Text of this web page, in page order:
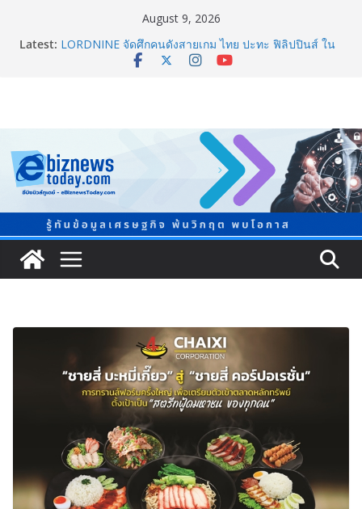
August 9, 2026
Latest: LORDNINE จัดศึกคนดังสายเกม ไทย ปะทะ ฟิลิปปินส์ ใน
“Rise of the Tenth Lord” เปิดสงครามกิลด์ข้ามประเทศ
ข้อมูลเชิงพื้นที่” เล็งวัดผลได้ภายใน 1 ปี
จับตาการตลาดบุหรี่ไฟฟ้าผ่านโลกโซเซียล
ชวนโหวต “People’s Choice Awards” ดันผู้บริโภคร่วม
ตัดสินสุดยอดบริษัทอสังหาฯ และเอเจนต์ที่ชื่นชอบแห่งปี
2026
ยิ่งใหญ่ Thailand e-Commerce Expo 2026 ผนึกกว่า 50
พันธมิตร ปั้นผู้ประกอบการไทยสู่ตลาดโลก คาดเงินสะพัด
กว่า 300 ล้านบาท